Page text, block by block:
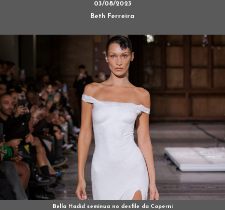
03/08/2023
Beth Ferreira
Bella Hadid seminua no desfile da Coperni